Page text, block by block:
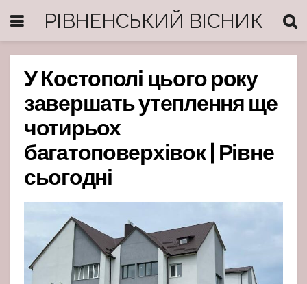
РІВНЕНСЬКИЙ ВІСНИК
У Костополі цього року
завершать утеплення ще
чотирьох
багатоповерхівок | Рівне
сьогодні